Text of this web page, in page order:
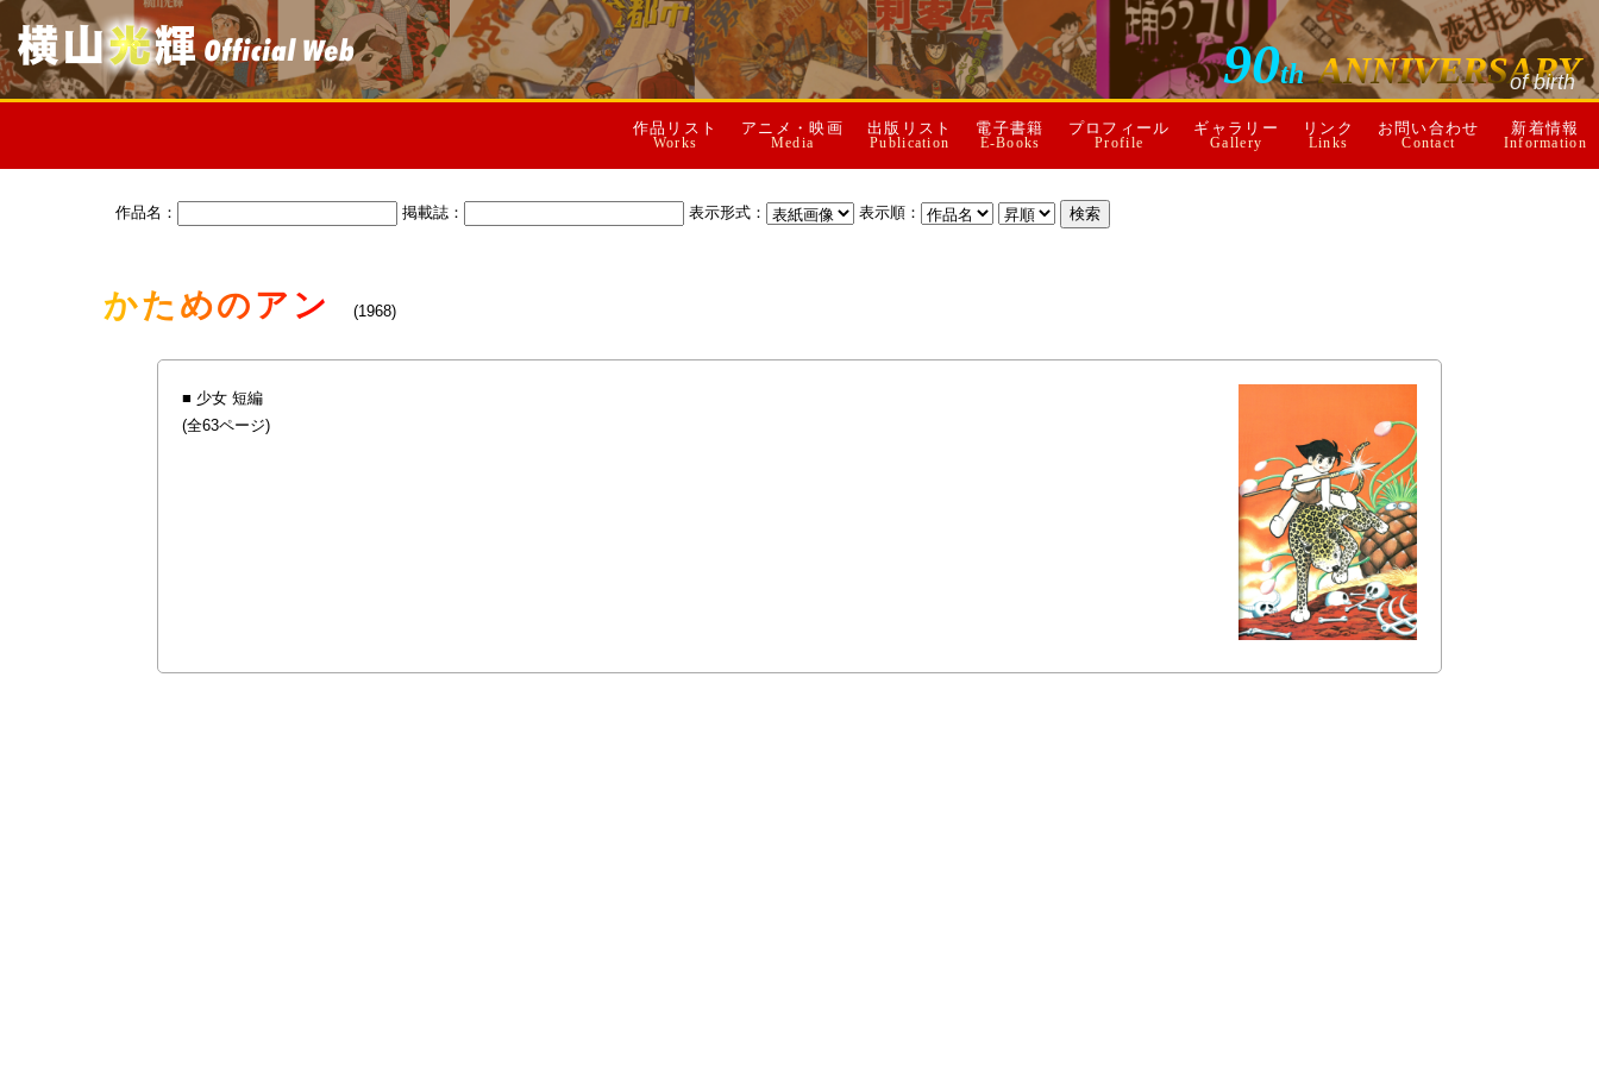
90th ANNIVERSARY
of birth
作品リスト
Works
アニメ・映画
Media
出版リスト
Publication
電子書籍
E-Books
プロフィール
Profile
ギャラリー
Gallery
リンク
Links
お問い合わせ
Contact
新着情報
Information
作品名： 掲載誌： 表示形式： 表示順：
かためのアン (1968)
■ 少女 短編
(全63ページ)